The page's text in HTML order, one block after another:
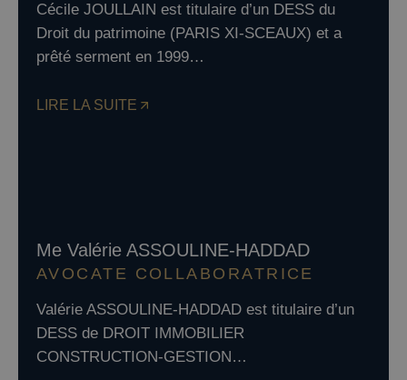
Cécile JOULLAIN est titulaire d’un DESS du
Droit du patrimoine (PARIS XI-SCEAUX) et a
prêté serment en 1999…
LIRE LA SUITE
Me Valérie ASSOULINE-HADDAD
AVOCATE COLLABORATRICE
Valérie ASSOULINE-HADDAD est titulaire d’un
DESS de DROIT IMMOBILIER
CONSTRUCTION-GESTION…